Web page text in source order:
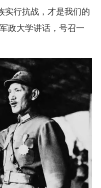
实行抗战，才是我们的
政大学讲话，号召一